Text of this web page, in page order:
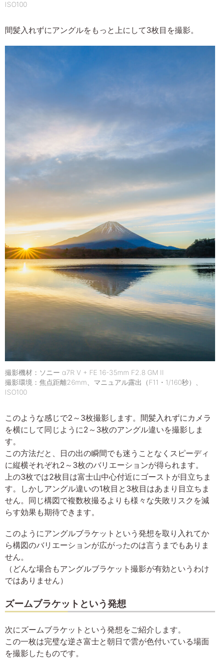
ISO100
間髪入れずにアングルをもっと上にして3枚目を撮影。
撮影機材：ソニー α7R V + FE 16-35mm F2.8 GM II
撮影環境：焦点距離26mm、マニュアル露出（F11・1/160秒）、
ISO100
このような感じで2～3枚撮影します。間髪入れずにカメラ
を横にして同じように2～3枚のアングル違いを撮影しま
す。
この方法だと、日の出の瞬間でも迷うことなくスピーディ
に縦横それぞれ2～3枚のバリエーションが得られます。
上の3枚では2枚目は富士山中心付近にゴーストが目立ちま
す。しかしアングル違いの1枚目と3枚目はあまり目立ちま
せん。同じ構図で複数枚撮るよりも様々な失敗リスクを減
らす効果も期待できます。
このようにアングルブラケットという発想を取り入れてか
ら構図のバリエーションが広がったのは言うまでもありま
せん。
（どんな場合もアングルブラケット撮影が有効というわけ
ではありません）
ズームブラケットという発想
次にズームブラケットという発想をご紹介します。
この一枚は完璧な逆さ富士と朝日で雲が色付いている場面
を撮影したものです。